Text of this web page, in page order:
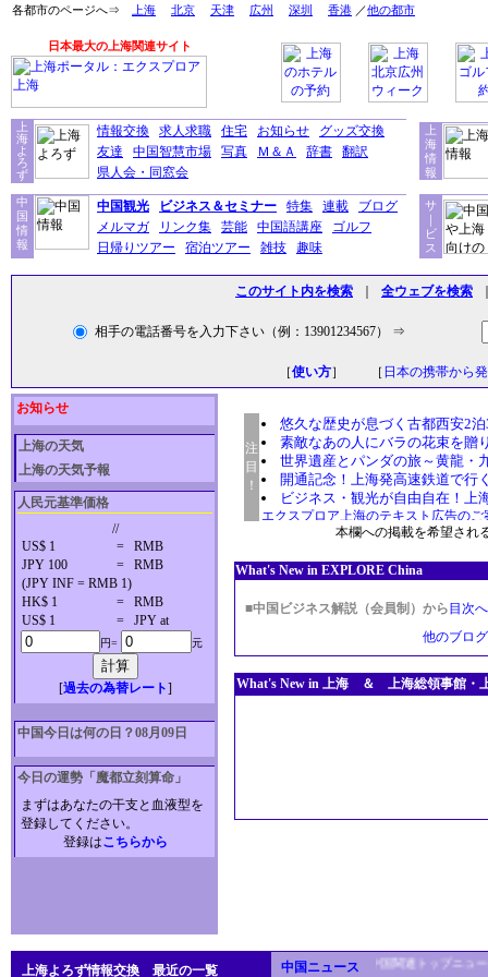
各都市のページへ⇒ 上海 北京 天津 広州 深圳 香港 ／他の都市
日本最大の上海関連サイト
上
海
よ
ろ
ず
情報交換 求人求職 住宅 お知らせ
グッズ交換
友達
中国智慧市場 写真 Ｍ＆Ａ 辞書
翻訳
県人会・同窓会
上
海
情
報
中
国
情
報
中国観光 ビジネス＆セミナー 特集 連載
ブログ
メルマガ
リンク集 芸能 中国語講座
ゴルフ
日帰りツアー
宿泊ツアー 雑技 趣味
サ
｜
ビ
ス
このサイト内を検索 全ウェブを検索
相手の電話番号を入力下さい（例：13901234567） ⇒
［使い方］ ［ 日本の携帯から
お知らせ
上海の天気
上海の天気予報
人民元基準価格
//
US$ 1
=
RMB
JPY 100
=
RMB
(JPY INF = RMB 1)
HK$ 1
=
RMB
US$ 1
= JPY at
円= 元
[過去の為替レート]
中国今日は何の日？08月09日
今日の運勢「魔都立刻算命」
まずはあなたの干支と血液型を
登録してください。
登録はこちらから
注
目
！
悠久な歴史が息づく古都西安2
素敵なあの人にバラの花束を贈
世界遺産とパンダの旅～黄龍・
開通記念！上海発高速鉄道で行
ビジネス・観光が自由自在！上
本欄への掲載を希望され
What's New in EXPLORE China
■中国ビジネス解説（会員制）から 目次
他のブロ
What's New in 上海 ＆ 上海総領事館・
上海よろず情報交換 最近の一覧 中国ニュース
◇時事速報・中国関連トップニュ